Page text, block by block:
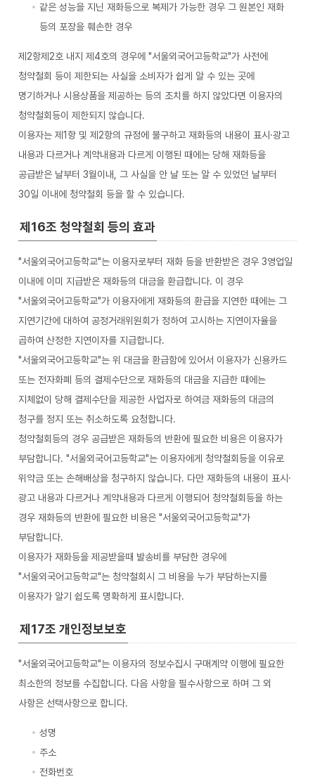
같은 성능을 지닌 재화등으로 복제가 가능한 경우 그 원본인 재화
등의 포장을 훼손한 경우
제2항제2호 내지 제4호의 경우에 "서울외국어고등학교"가 사전에
청약철회 등이 제한되는 사실을 소비자가 쉽게 알 수 있는 곳에
명기하거나 시용상품을 제공하는 등의 조치를 하지 않았다면 이용자의
청약철회등이 제한되지 않습니다.
이용자는 제1항 및 제2항의 규정에 불구하고 재화등의 내용이 표시·광고
내용과 다르거나 계약내용과 다르게 이행된 때에는 당해 재화등을
공급받은 날부터 3월이내, 그 사실을 안 날 또는 알 수 있었던 날부터
30일 이내에 청약철회 등을 할 수 있습니다.
제16조 청약철회 등의 효과
"서울외국어고등학교"는 이용자로부터 재화 등을 반환받은 경우 3영업일
이내에 이미 지급받은 재화등의 대금을 환급합니다. 이 경우
"서울외국어고등학교"가 이용자에게 재화등의 환급을 지연한 때에는 그
지연기간에 대하여 공정거래위원회가 정하여 고시하는 지연이자율을
곱하여 산정한 지연이자를 지급합니다.
"서울외국어고등학교"는 위 대금을 환급함에 있어서 이용자가 신용카드
또는 전자화폐 등의 결제수단으로 재화등의 대금을 지급한 때에는
지체없이 당해 결제수단을 제공한 사업자로 하여금 재화등의 대금의
청구를 정지 또는 취소하도록 요청합니다.
청약철회등의 경우 공급받은 재화등의 반환에 필요한 비용은 이용자가
부담합니다. "서울외국어고등학교"는 이용자에게 청약철회등을 이유로
위약금 또는 손해배상을 청구하지 않습니다. 다만 재화등의 내용이 표시·
광고 내용과 다르거나 계약내용과 다르게 이행되어 청약철회등을 하는
경우 재화등의 반환에 필요한 비용은 "서울외국어고등학교"가
부담합니다.
이용자가 재화등을 제공받을때 발송비를 부담한 경우에
"서울외국어고등학교"는 청약철회시 그 비용을 누가 부담하는지를
이용자가 알기 쉽도록 명확하게 표시합니다.
제17조 개인정보보호
"서울외국어고등학교"는 이용자의 정보수집시 구매계약 이행에 필요한
최소한의 정보를 수집합니다. 다음 사항을 필수사항으로 하며 그 외
사항은 선택사항으로 합니다.
성명
주소
전화번호